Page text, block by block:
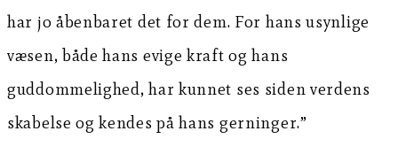
har jo åbenbaret det for dem. For hans usynlige
væsen, både hans evige kraft og hans
guddommelighed, har kunnet ses siden verdens
skabelse og kendes på hans gerninger.”